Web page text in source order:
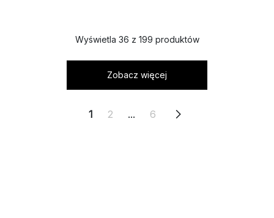
Wyświetla 36 z 199 produktów
Zobacz więcej
1 2 ... 6